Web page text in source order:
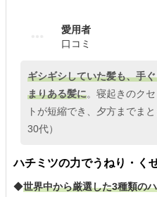
愛用者
口コミ
ギシギシしていた髪も、手
まりある髪に。寝起きのク
トが短縮でき、夕方までま
30代）
ハチミツの力でうねり・く
◆世界中から厳選した3種類の